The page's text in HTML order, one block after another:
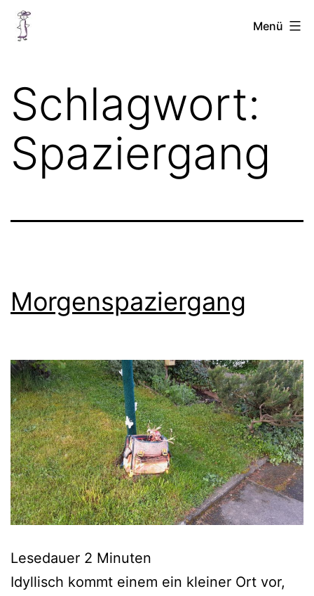
Zum
InhaltChellinchen
Menü
Schlagwort:
Spaziergang
Morgenspaziergang
Lesedauer 2 Minuten
Idyllisch kommt einem ein kleiner Ort vor,